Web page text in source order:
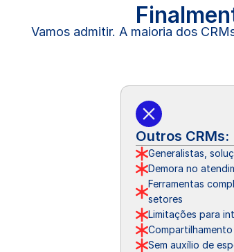
Vamos admitir. A maioria dos
Outros CRMs:
Generalistas,
Demora no
Ferramentas
setores
Limitações para
Sem auxílio de